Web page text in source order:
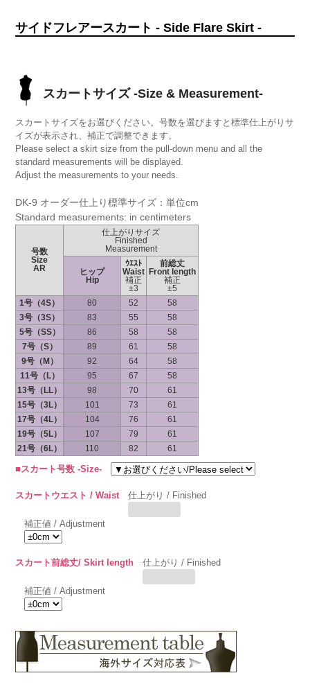
サイドフレアースカート - Side Flare Skirt -
スカートサイズ -Size & Measurement-
スカートサイズをお選びください。号数を選びますと標準仕上がりサ
イズが表示され、補正で調整できます。
Please select a skirt size from the pull-down menu and all the
standard measurements will be displayed.
Adjust the measurements to your needs.
DK-9 オーダー仕上り標準サイズ：単位cm
Standard measurements: in centimeters
号数
Size
AR
仕上がりサイズ
Finished
Measurement
ヒップ
Hip
ｳｴｽﾄ
Waist
補正
±3
前総丈
Front length
補正
±5
1号（4S）
80 52
58
3号（3S）
83 55
58
5号（SS）
86 58
58
7号（S）
89 61
58
9号（M）
92 64
58
11号（L）
95 67
58
13号（LL）
98 70
61
15号（3L）
101 73
61
17号（4L）
104 76
61
19号（5L）
107 79
61
21号（6L）
110 82 61
■スカート号数 -Size-
スカートウエスト / Waist 仕上がり / Finished
補正値 / Adjustment
スカート前総丈/ Skirt length 仕上がり / Finished
補正値 / Adjustment